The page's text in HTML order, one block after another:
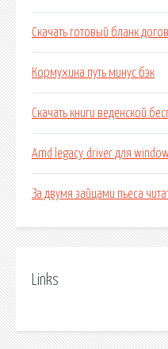
Скачать готовый бланк
Кормухина путь минус бэк
Скачать книги веденской
Amd legacy driver для
За двумя зайцами пьеса
Links